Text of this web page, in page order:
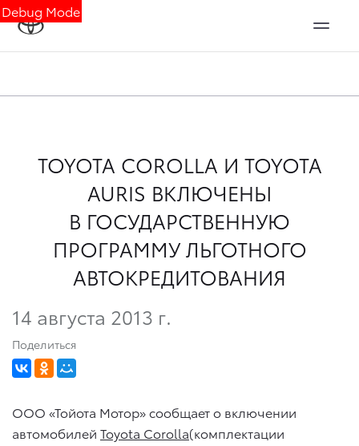
Debug Mode
TOYOTA СOROLLA И TOYOTA
AURIS ВКЛЮЧЕНЫ
В ГОСУДАРСТВЕННУЮ
ПРОГРАММУ ЛЬГОТНОГО
АВТОКРЕДИТОВАНИЯ
14 августа 2013 г.
Поделиться
ООО «Тойота Мотор» сообщает о включении
автомобилей Toyota Corolla(комплектации